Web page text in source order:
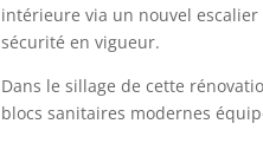
intérieure via un nouvel
sécurité en vigueur.
Dans le sillage de cette
blocs sanitaires modernes